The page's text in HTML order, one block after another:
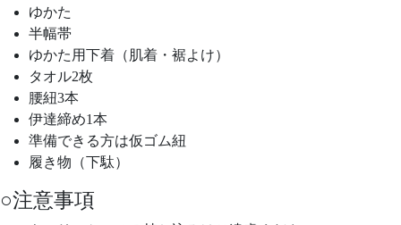
ゆかた
半幅帯
ゆかた用下着（肌着・裾よけ）
タオル2枚
腰紐3本
伊達締め1本
準備できる方は仮ゴム紐
履き物（下駄）
○注意事項